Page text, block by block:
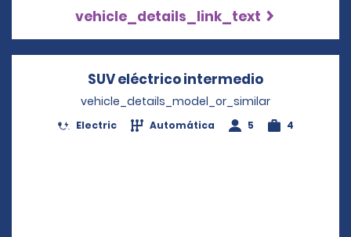
vehicle_details_link_text
SUV eléctrico intermedio
vehicle_details_model_or_similar
Electric Automática 5 4